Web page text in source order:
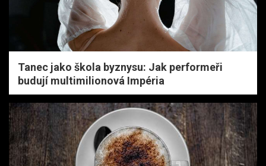
Tanec jako škola byznysu: Jak performeři
budují multimilionová Impéria